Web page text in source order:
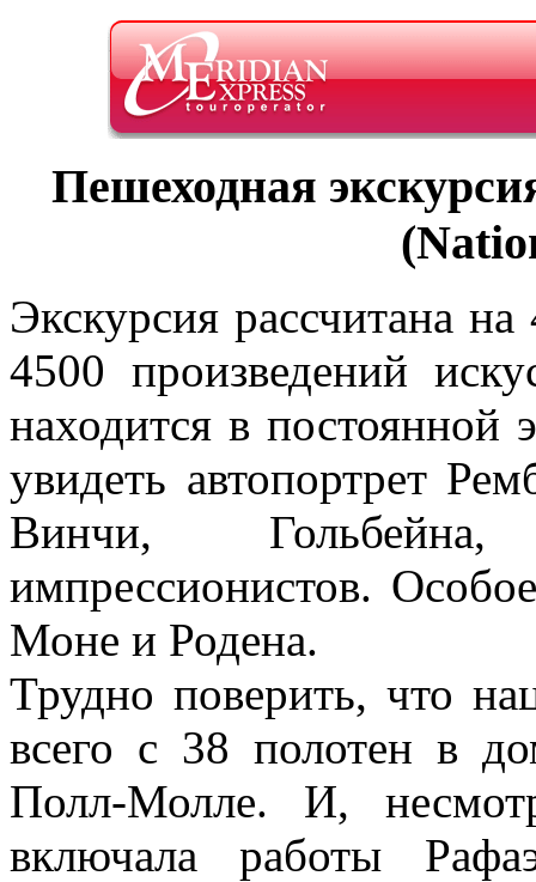
Пешеходная
Экскурсия рассчитана
4500 произведений
находится в постоянной
увидеть автопортрет
Винчи, Гольбейна,
импрессионистов.
Моне и Родена.
Трудно поверить, что
всего с 38 полотен в
Полл-Молле. И,
включала работы